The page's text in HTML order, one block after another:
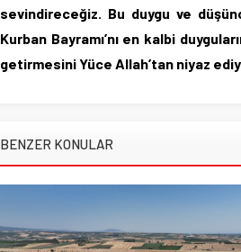
sevindireceğiz. Bu duygu ve
Kurban Bayramı’nı en kalbi
getirmesini Yüce Allah’tan niyaz
BENZER KONULAR